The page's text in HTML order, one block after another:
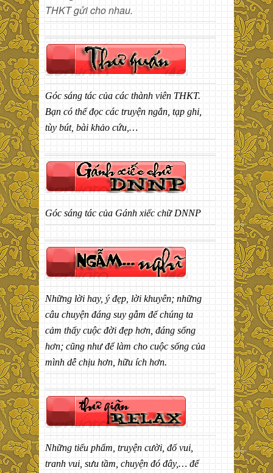
THKT gửi cho nhau.
Góc sáng tác của các thành viên THKT.
Bạn có thể đọc các truyện ngắn, tạp ghi,
tùy bút, bài khảo cứu,…
Góc sáng tác của Gánh xiếc chữ DNNP
Những lời hay, ý đẹp, lời khuyên; những
câu chuyện đáng suy gẫm để chúng ta
cảm thấy cuộc đời đẹp hơn, đáng sống
hơn; cũng như để làm cho cuộc sống của
mình dễ chịu hơn, hữu ích hơn.
Những tiểu phẩm, truyện cười, đố vui,
tranh vui, sưu tầm, chuyện đó đây,… để